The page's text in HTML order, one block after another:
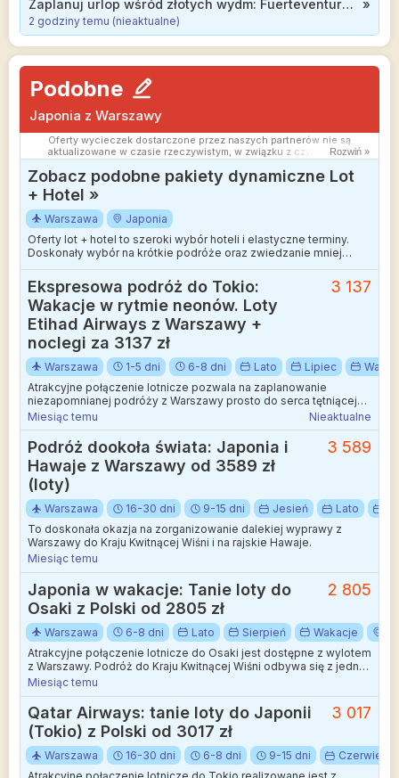
Zaplanuj urlop wśród złotych wydm: Fuerteventura, 3* hotel z all inclusive od 1237 zł »
2 godziny temu (nieaktualne)
Podobne
Japonia z Warszawy
Oferty wycieczek dostarczone przez naszych partnerów nie są
aktualizowane w czasie rzeczywistym, w związku z czym ceny i
Dokładamy wszelkich starań aby rozbieżności były jak najmniejsze.
Rozwiń »
Zobacz podobne pakiety dynamiczne Lot
+ Hotel »
Warszawa
Japonia
Oferty lot + hotel to szeroki wybór hoteli i elastyczne terminy.
Doskonały wybór na krótkie podróże oraz zwiedzanie mniej
Ekspresowa podróż do Tokio:
Wakacje w rytmie neonów. Loty
Etihad Airways z Warszawy +
noclegi za 3137 zł
3 137
Warszawa 1-5 dni 6-8 dni Lato Lipiec
Atrakcyjne połączenie lotnicze pozwala na zaplanowanie
niezapomnianej podróży z Warszawy prosto do serca tętniącej
życiem Azji.
Miesiąc temu Nieaktualne
Podróż dookoła świata: Japonia i
Hawaje z Warszawy od 3589 zł
(loty)
3 589
Warszawa 16-30 dni 9-15 dni Jesień Lato
To doskonała okazja na zorganizowanie dalekiej wyprawy z
Warszawy do Kraju Kwitnącej Wiśni i na rajskie Hawaje.
Miesiąc temu
Japonia w wakacje: Tanie loty do
Osaki z Polski od 2805 zł
2 805
Warszawa 6-8 dni Lato Sierpień Wakacje
Atrakcyjne połączenie lotnicze do Osaki jest dostępne z wylotem
z Warszawy. Podróż do Kraju Kwitnącej Wiśni odbywa się z jedną
wygodną przesiadką, co pozwala na sprawną i komfortową
przeprawę na drugą stronę globu.
Miesiąc temu
Qatar Airways: tanie loty do Japonii
(Tokio) z Polski od 3017 zł
3 017
Warszawa 16-30 dni 6-8 dni 9-15 dni
Czerwiec